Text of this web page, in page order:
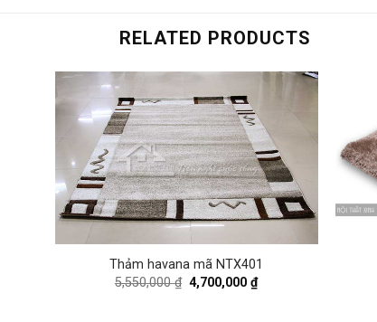
RELATED PRODUCTS
Thảm havana mã NTX401
5,550,000₫ Original
price
4,700,000₫Current
price